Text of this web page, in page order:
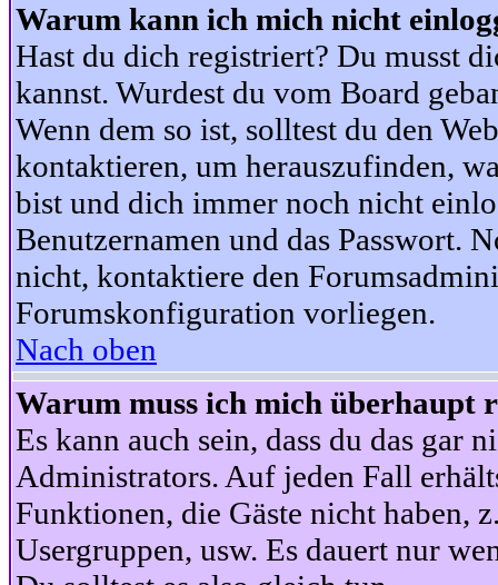
Warum kann ich mich nicht
Hast du dich registriert? Du musst
kannst. Wurdest du vom Board
Wenn dem so ist, solltest du den
kontaktieren, um herauszufinden,
bist und dich immer noch nicht
Benutzernamen und das Passwort.
nicht, kontaktiere den
Forumskonfiguration vorliegen.
Nach oben
Warum muss ich mich überhaupt
Es kann auch sein, dass du das gar
Administrators. Auf jeden Fall
Funktionen, die Gäste nicht haben,
Usergruppen, usw. Es dauert nur